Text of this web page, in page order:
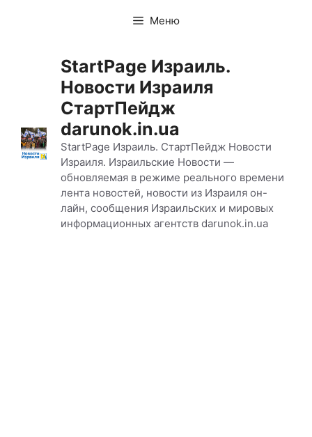
Меню
StartPage Израиль.
Новости Израиля
СтартПейдж
darunok.in.ua
StartPage Израиль. СтартПейдж Новости
Израиля. Израильские Новости —
обновляемая в режиме реального времени
лента новостей, новости из Израиля он-
лайн, сообщения Израильских и мировых
информационных агентств darunok.in.ua